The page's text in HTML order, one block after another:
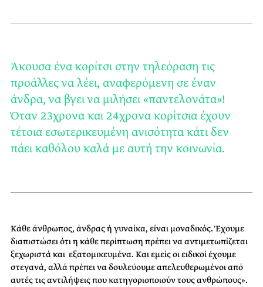
Άκουσα ένα κορίτσι στην τηλεόραση τις
προάλλες να λέει, αναφερόμενη σε έναν
άνδρα, να βγει να μιλήσει «παντελονάτα»!
Όταν 23χρονα και 24χρονα κορίτσια έχουν
τέτοια εσωτερικευμένη ανισότητα κάτι δεν
πάει καθόλου καλά με αυτή την κοινωνία.
Κάθε άνθρωπος, άνδρας ή γυναίκα, είναι μοναδικός. Έχουμε
διαπιστώσει ότι η κάθε περίπτωση πρέπει να αντιμετωπίζεται
ξεχωριστά και εξατομικευμένα. Και εμείς οι ειδικοί έχουμε
στεγανά, αλλά πρέπει να δουλεύουμε απελευθερωμένοι από
αυτές τις αντιλήψεις που κατηγοριοποιούν τους ανθρώπους».